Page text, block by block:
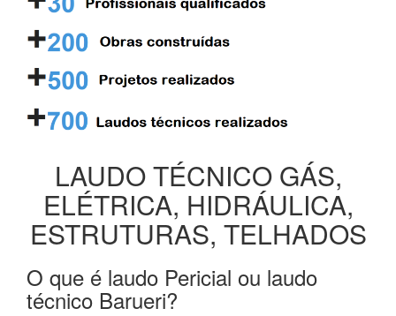
LAUDO TÉCNICO GÁS,
ELÉTRICA, HIDRÁULICA,
ESTRUTURAS, TELHADOS
O que é laudo Pericial ou laudo
técnico Barueri?